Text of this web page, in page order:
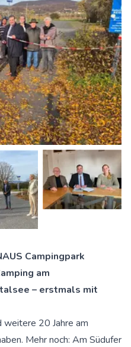
Campingpark
am
– erstmals mit
weitere 20 Jahre am
Mehr noch: Am Südufer